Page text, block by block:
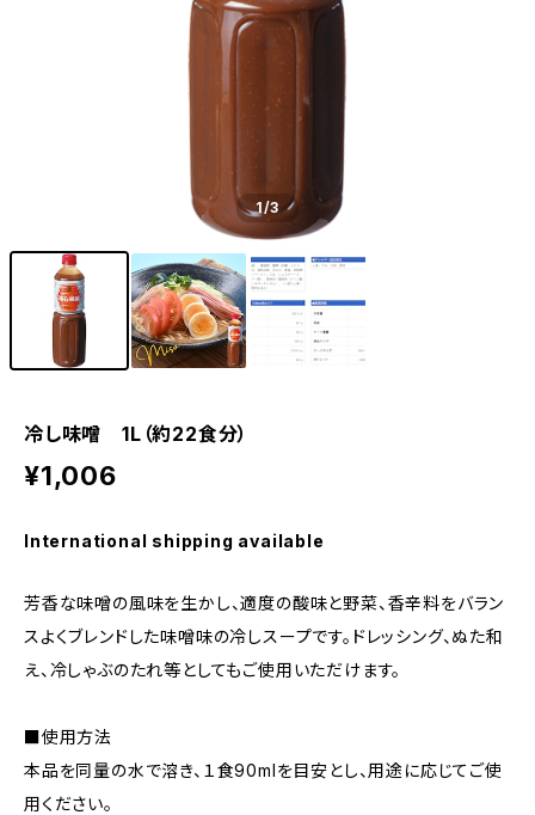
1/3
冷し味噌 1L（約22食分）
¥1,006
International shipping available
芳香な味噌の風味を生かし、適度の酸味と野菜、香辛料をバラン
スよくブレンドした味噌味の冷しスープです。ドレッシング、ぬた和
え、冷しゃぶのたれ等としてもご使用いただけます。
■使用方法
本品を同量の水で溶き、１食90mlを目安とし、用途に応じてご使
用ください。